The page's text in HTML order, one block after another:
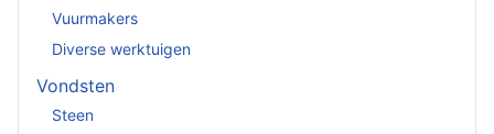
Vuurmakers
Diverse werktuigen
Vondsten
Steen